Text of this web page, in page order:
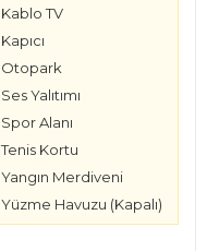
Kablo TV
Kapıcı
Otopark
Ses Yalıtımı
Spor Alanı
Tenis Kortu
Yangın Merdiveni
Yüzme Havuzu (Kapalı)